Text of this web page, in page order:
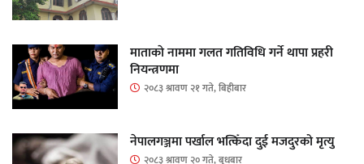
माताकाे नाममा गलत गतिविधि गर्ने थापा प्रहरी
नियन्त्रणमा
२०८३ श्रावण २१ गते, बिहीबार
नेपालगञ्जमा पर्खाल भत्किँदा दुई मजदुरको मृत्यु
२०८३ श्रावण २० गते, बुधबार